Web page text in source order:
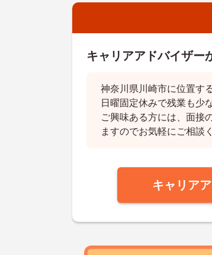
キャリアアドバイザー
神奈川県川崎市に位置す
日曜固定休みで残業も少
ご興味ある方には、面接
ますのでお気軽にご相談
キャリア